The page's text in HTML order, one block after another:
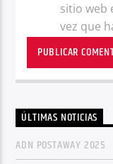
sitio web
vez que
ÚLTIMAS NOTICIAS
ADN POSTAWAY 2025